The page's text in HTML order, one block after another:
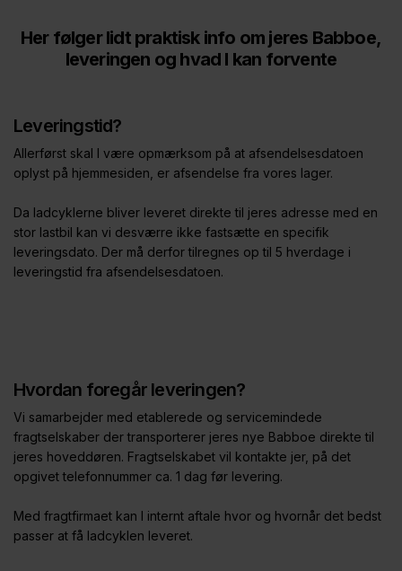
Her følger lidt praktisk info om jeres Babboe,
leveringen og hvad I kan forvente
Leveringstid?
Allerførst skal I være opmærksom på at afsendelsesdatoen
oplyst på hjemmesiden, er afsendelse fra vores lager.
Da ladcyklerne bliver leveret direkte til jeres adresse med en
stor lastbil kan vi desværre ikke fastsætte en specifik
leveringsdato. Der må derfor tilregnes op til 5 hverdage i
leveringstid fra afsendelsesdatoen.
Hvordan foregår leveringen?
Vi samarbejder med etablerede og servicemindede
fragtselskaber der transporterer jeres nye Babboe direkte til
jeres hoveddøren. Fragtselskabet vil kontakte jer, på det
opgivet telefonnummer ca. 1 dag før levering.
Med fragtfirmaet kan I internt aftale hvor og hvornår det bedst
passer at få ladcyklen leveret.